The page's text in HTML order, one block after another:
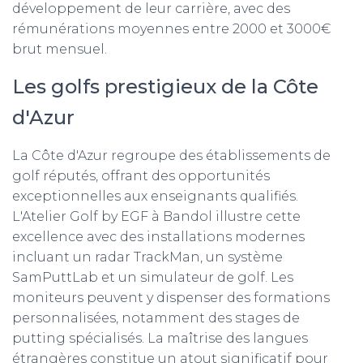
développement de leur carrière, avec des
rémunérations moyennes entre 2000 et 3000€
brut mensuel.
Les golfs prestigieux de la Côte
d'Azur
La Côte d'Azur regroupe des établissements de
golf réputés, offrant des opportunités
exceptionnelles aux enseignants qualifiés.
L'Atelier Golf by EGF à Bandol illustre cette
excellence avec des installations modernes
incluant un radar TrackMan, un système
SamPuttLab et un simulateur de golf. Les
moniteurs peuvent y dispenser des formations
personnalisées, notamment des stages de
putting spécialisés. La maîtrise des langues
étrangères constitue un atout significatif pour